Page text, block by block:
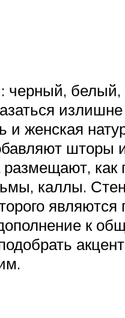
черный,
женская
шторы
каллы.
к